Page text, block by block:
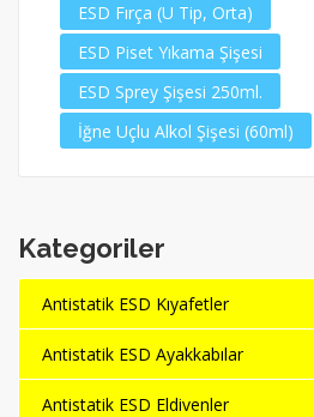
ESD Fırça (U Tip, Orta)
ESD Piset Yıkama Şişesi
ESD Sprey Şişesi 250ml.
İğne Uçlu Alkol Şişesi (60ml)
Kategoriler
Antistatik ESD Kıyafetler
Antistatik ESD Ayakkabılar
Antistatik ESD Eldivenler